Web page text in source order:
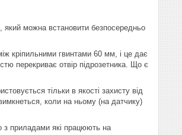
який можна встановити безпосередньо
кріпильними гвинтами 60 мм, і це дає
перекриває отвір підрозетника. Що є
тільки в якості захисту від
коли на ньому (на датчику)
з приладами які працюють на